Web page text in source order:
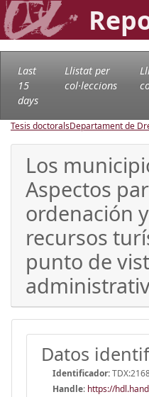
Last
15
days
Llistat per
col·leccions
Tesis doctoralsDepartament de
Los
Aspectos
ordenación
recursos
punto de
Datos
Identificador:
Handle: https://